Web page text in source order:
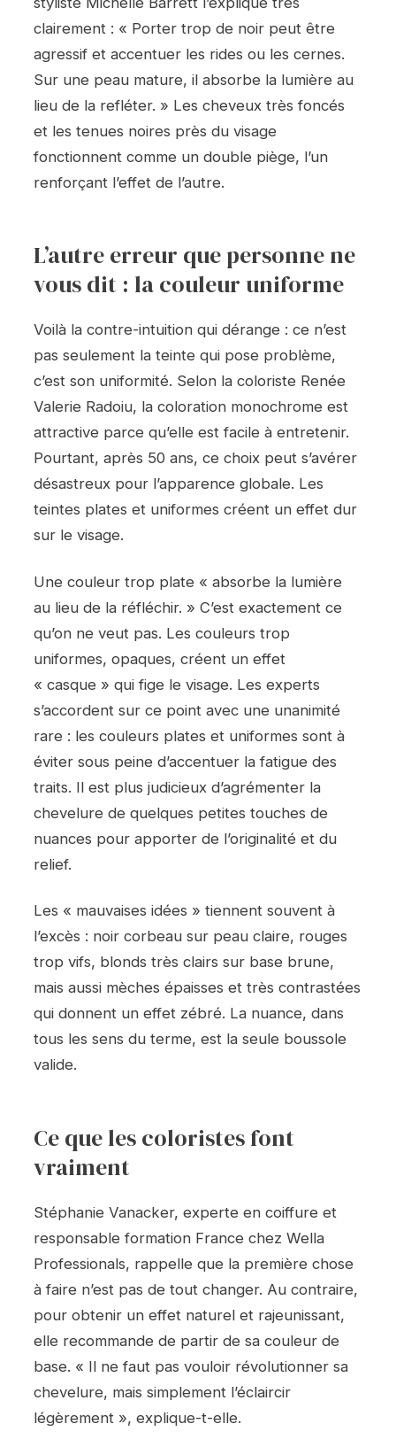
clairement : « Porter trop de noir peut être
agressif et accentuer les rides ou les cernes.
Sur une peau mature, il absorbe la lumière au
lieu de la refléter. » Les cheveux très foncés
et les tenues noires près du visage
fonctionnent comme un double piège, l’un
renforçant l’effet de l’autre.
L’autre erreur que personne ne
vous dit : la couleur uniforme
Voilà la contre-intuition qui dérange : ce n’est
pas seulement la teinte qui pose problème,
c’est son uniformité. Selon la coloriste Renée
Valerie Radoiu, la coloration monochrome est
attractive parce qu’elle est facile à entretenir.
Pourtant, après 50 ans, ce choix peut s’avérer
désastreux pour l’apparence globale. Les
teintes plates et uniformes créent un effet dur
sur le visage.
Une couleur trop plate « absorbe la lumière
au lieu de la réfléchir. » C’est exactement ce
qu’on ne veut pas. Les couleurs trop
uniformes, opaques, créent un effet
« casque » qui fige le visage. Les experts
s’accordent sur ce point avec une unanimité
rare : les couleurs plates et uniformes sont à
éviter sous peine d’accentuer la fatigue des
traits. Il est plus judicieux d’agrémenter la
chevelure de quelques petites touches de
nuances pour apporter de l’originalité et du
relief.
Les « mauvaises idées » tiennent souvent à
l’excès : noir corbeau sur peau claire, rouges
trop vifs, blonds très clairs sur base brune,
mais aussi mèches épaisses et très contrastées
qui donnent un effet zébré. La nuance, dans
tous les sens du terme, est la seule boussole
valide.
Ce que les coloristes font
vraiment
Stéphanie Vanacker, experte en coiffure et
responsable formation France chez Wella
Professionals, rappelle que la première chose
à faire n’est pas de tout changer. Au contraire,
pour obtenir un effet naturel et rajeunissant,
elle recommande de partir de sa couleur de
base. « Il ne faut pas vouloir révolutionner sa
chevelure, mais simplement l’éclaircir
légèrement », explique-t-elle.